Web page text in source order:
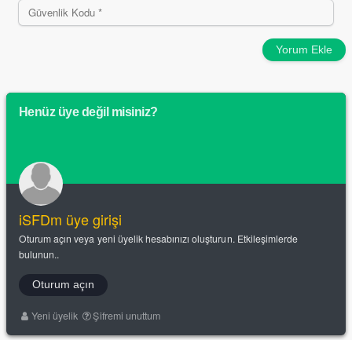
Yorum Ekle
Henüz üye değil misiniz?
iSFDm üye girişi
Oturum açın veya yeni üyelik hesabınızı oluşturun. Etkileşimlerde
bulunun..
Oturum açın
Yeni üyelik Şifremi unuttum